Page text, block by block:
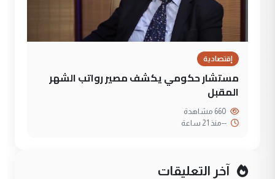
إقتصادية
مستشار حكومي يكشف مصير رواتب الشهر
المقبل
--منذ 21 ساعة
آخر التعليقات